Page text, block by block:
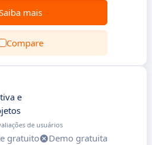
mais
Compare
e
de usuários
gratuito
Demo gratuita